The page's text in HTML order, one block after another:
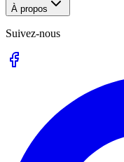
À propos
Suivez-nous